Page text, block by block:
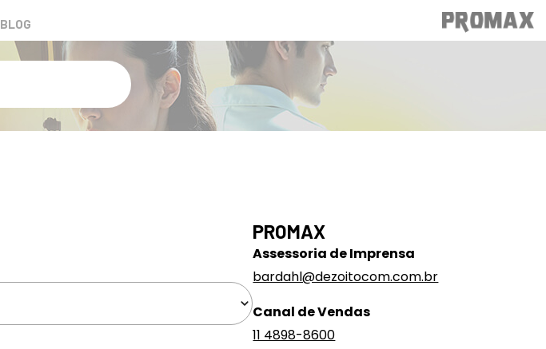
BLOG
PROMAX
Assessoria de Imprensa
bardahl@dezoitocom.com.br
Canal de Vendas
11 4898-8600